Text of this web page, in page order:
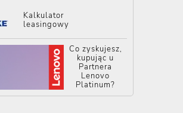
Kalkulator
leasingowy
Co zyskujesz,
kupując u
Partnera
Lenovo
Platinum?